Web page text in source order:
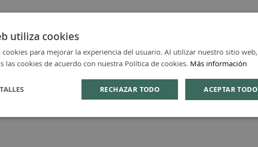
utiliza cookies
cookies para mejorar la experiencia del usuario. Al utilizar nuestro sitio web,
las cookies de acuerdo con nuestra Política de cookies. Más información
ACEPTAR TODO
RECHAZAR TODO